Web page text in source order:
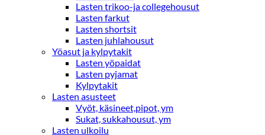
Lasten trikoo-ja collegehousut
Lasten farkut
Lasten shortsit
Lasten juhlahousut
Yöasut ja kylpytakit
Lasten yöpaidat
Lasten pyjamat
Kylpytakit
Lasten asusteet
Vyöt, käsineet,pipot, ym
Sukat, sukkahousut, ym
Lasten ulkoilu